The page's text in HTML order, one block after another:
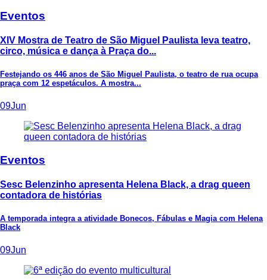
Eventos
XIV Mostra de Teatro de São Miguel Paulista leva teatro,
circo, música e dança à Praça do...
Festejando os 446 anos de São Miguel Paulista, o teatro de rua ocupa
praça com 12 espetáculos. A mostra...
09Jun
Eventos
Sesc Belenzinho apresenta Helena Black, a drag queen
contadora de histórias
A temporada integra a atividade Bonecos, Fábulas e Magia com Helena
Black
09Jun